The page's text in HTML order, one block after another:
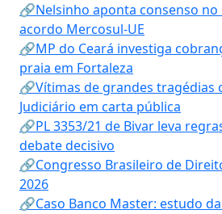
🔗Nelsinho aponta consenso
acordo Mercosul-UE
🔗MP do Ceará investiga
praia em Fortaleza
🔗Vítimas de grandes tragédias
Judiciário em carta pública
🔗PL 3353/21 de Bivar leva
debate decisivo
🔗Congresso Brasileiro de
2026
🔗Caso Banco Master: estudo